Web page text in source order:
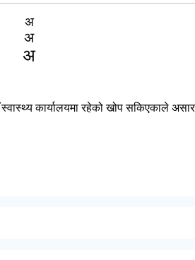
अ
अ
अ
कार्यालयमा रहेको खोप सकिएकाले